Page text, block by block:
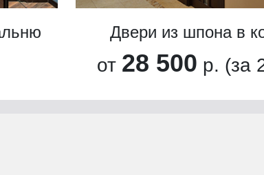
Двери из шпона в
от 28 500 р. (за